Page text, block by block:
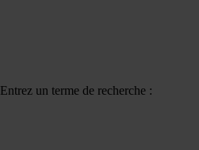
Entrez un terme de recherche :